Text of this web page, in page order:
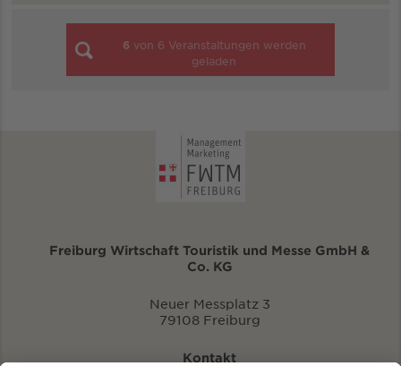
6 von 6 Veranstaltungen werden
geladen
Freiburg Wirtschaft Touristik und Messe GmbH &
Co. KG
Neuer Messplatz 3
79108 Freiburg
Kontakt